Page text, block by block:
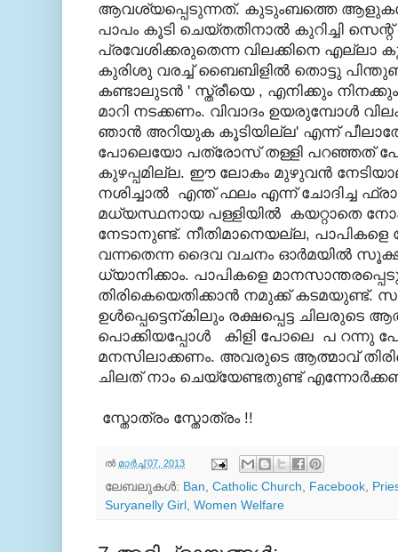
ആവശ്യപ്പെടുന്നത്. കുടുംബത്തെ ആളുകള്‍
പാപം കൂടി ചെയ്തതിനാല്‍ കുറിച്ചി
പ്രവേശിക്കരുതെന്ന വിലക്കിനെ എല്ലാ
കുരിശു വരച്ച് ബൈബിളില്‍ തൊട്ടു
കണ്ടാലുടന്‍ ' സ്ത്രീയെ , എനിക്കും
മാറി നടക്കണം. വിവാദം ഉയരുമ്പോള്‍
ഞാന്‍ അറിയുക കൂടിയില്ല' എന്ന്
പോലെയോ പത്രോസ് തള്ളി പറഞ്ഞത്
കുഴപ്പമില്ല. ഈ ലോകം മുഴുവന്‍
നശിച്ചാല്‍ എന്ത് ഫലം എന്ന് ചോദിച്ച
മധ്യസ്ഥനായ പള്ളിയില്‍ കയറ്റാതെ
നേടാനുണ്ട്. നീതിമാനെയല്ല,
വന്നതെന്ന ദൈവ വചനം ഓര്‍മയില്‍
ധ്യാനിക്കാം. പാപികളെ
തിരികെയെതിക്കാന്‍ നമുക്ക് കടമയുണ്ട്.
ഉള്‍പ്പെട്ടെന്കിലും രക്ഷപ്പെട്ട ചിലരുടെ
പൊക്കിയപ്പോള്‍
കിളി പോലെ പ റന്നു
മനസിലാക്കണം. അവരുടെ ആത്മാവ്
ചിലത് നാം ചെയ്യേണ്ടതുണ്ട്
സ്തോത്രം സ്തോത്രം !!
ല്‍ മാർച്ച് 07, 2013
ലേബലുകള്‍: Ban, Catholic Church, Facebook,
Suryanelly Girl , Women Welfare